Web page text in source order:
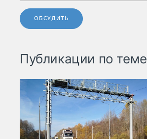
ОБСУДИТЬ
Публикации по теме